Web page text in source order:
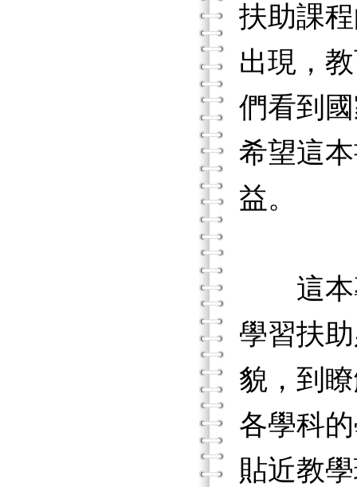
扶助課
出現，
們看到
希望這
益。
這本專
學習扶
貌，到
各學科
貼近教